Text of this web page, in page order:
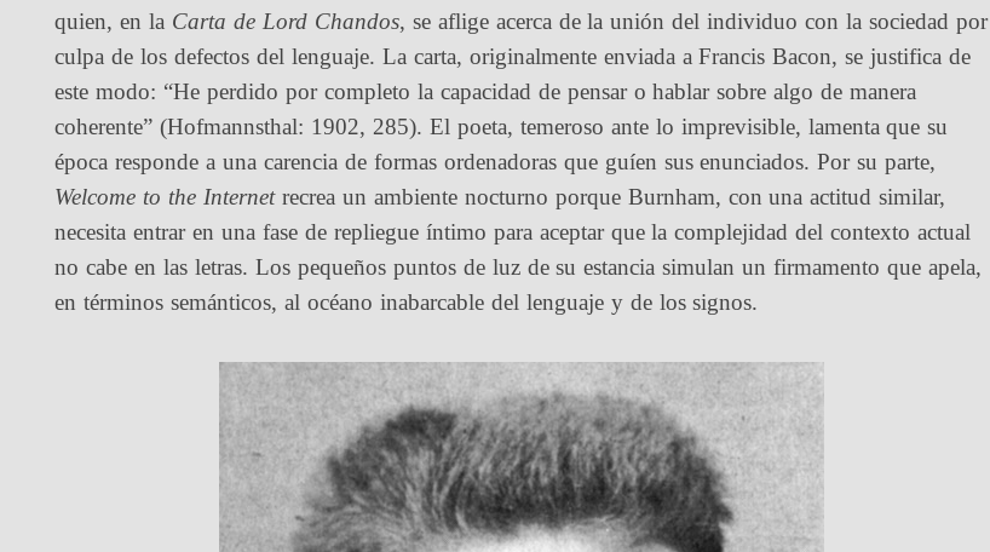
quien, en la Carta de Lord Chandos, se aflige acerca de la unión del individuo con la sociedad por
culpa de los defectos del lenguaje. La carta, originalmente enviada a Francis Bacon, se justifica de
este modo: “He perdido por completo la capacidad de pensar o hablar sobre algo de manera
coherente” (Hofmannsthal: 1902, 285). El poeta, temeroso ante lo imprevisible, lamenta que su
época responde a una carencia de formas ordenadoras que guíen sus enunciados. Por su parte,
Welcome to the Internetrecrea un ambiente nocturno porque Burnham, con una actitud similar,
necesita entrar en una fase de repliegue íntimo para aceptar que la complejidad del contexto actual
no cabe en las letras. Los pequeños puntos de luz de su estancia simulan un firmamento que apela,
en términos semánticos, al océano inabarcable del lenguaje y de los signos.